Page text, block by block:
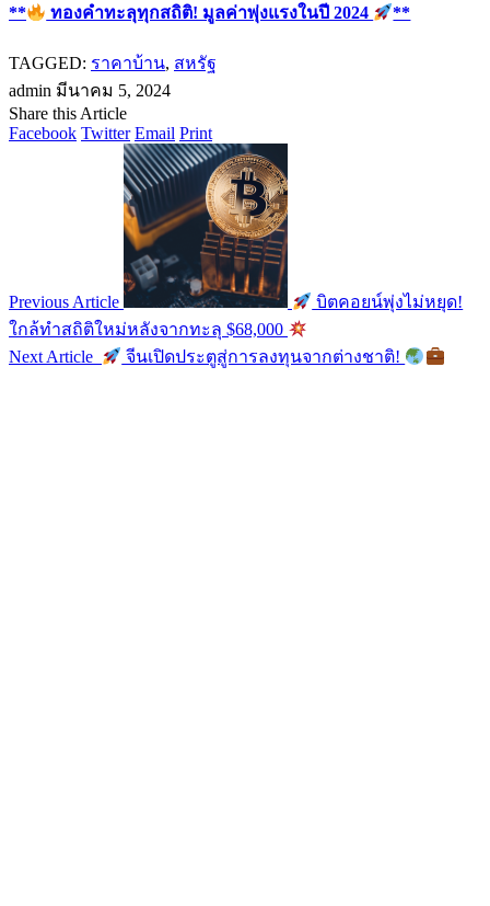
** ทองคำทะลุทุกสถิติ! มูลค่าพุ่งแรงในปี 2024 **
TAGGED: ราคาบ้าน, สหรัฐ
admin มีนาคม 5, 2024
Share this Article
Facebook Twitter Email Print
Previous Article
บิตคอยน์พุ่งไม่หยุด!
ใกล้ทำสถิติใหม่หลังจากทะลุ $68,000
Next Article
จีนเปิดประตูสู่การลงทุนจากต่างชาติ!